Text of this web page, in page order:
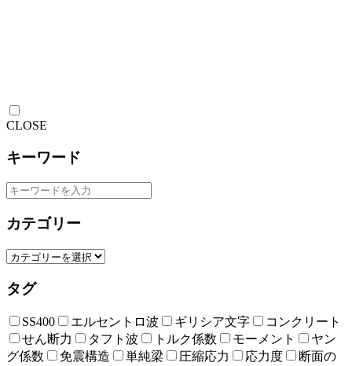
CLOSE
キーワード
カテゴリー
タグ
SS400 エルセントロ波 ギリシア文字
コンクリート
せん断力
タフト波 トルク係数 モーメント
ヤン
グ係数
免震構造 単純梁 圧縮応力 応力度
断面の